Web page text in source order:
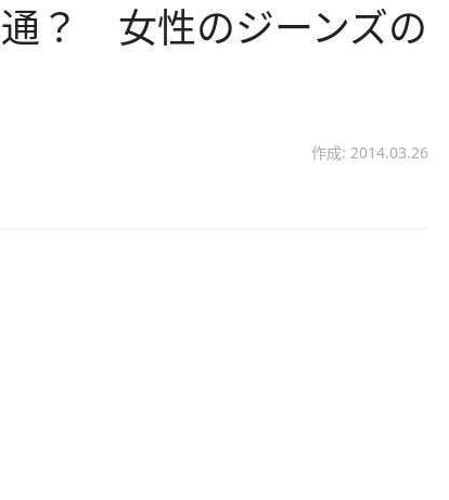
？ 女性のジーンズの
作成: 2014.03.26